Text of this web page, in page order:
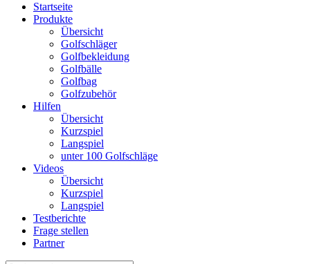
Startseite
Produkte
Übersicht
Golfschläger
Golfbekleidung
Golfbälle
Golfbag
Golfzubehör
Hilfen
Übersicht
Kurzspiel
Langspiel
unter 100 Golfschläge
Videos
Übersicht
Kurzspiel
Langspiel
Testberichte
Frage stellen
Partner